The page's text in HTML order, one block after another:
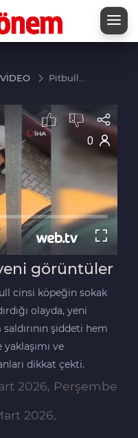
Pitbull
görüntüler
görüntüler
cinsi köpeğin sokak
olayda, yeni
şiddeti hem
ve
dikkat çekti.
2026, Perşembe
2026,